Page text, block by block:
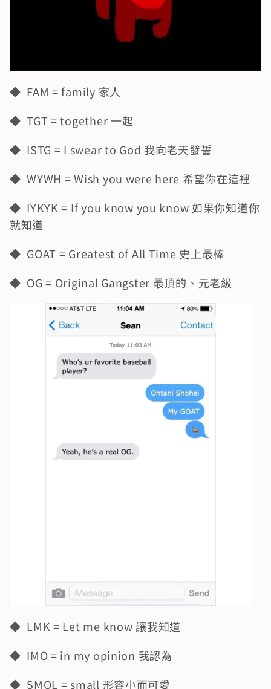
◆  FAM = family 家人
◆  TGT = together 一起
◆  ISTG = I swear to God 我向老天發誓
◆  WYWH = Wish you were here 希望你在這裡
◆  IYKYK = If you know you know 如果你知道你
就知道
◆  GOAT = Greatest of All Time 史上最棒
◆  OG = Original Gangster 最頂的、元老級
◆  LMK = Let me know 讓我知道
◆  IMO = in my opinion 我認為
◆  SMOL = small 形容小而可愛